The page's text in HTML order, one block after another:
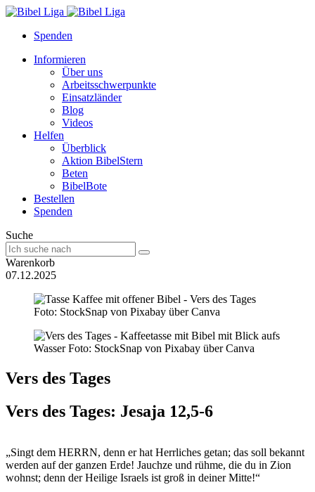
Spenden
Informieren
Über uns
Arbeitsschwerpunkte
Einsatzländer
Blog
Videos
Helfen
Überblick
Aktion BibelStern
Beten
BibelBote
Bestellen
Spenden
Suche
Warenkorb
07.12.2025
Vers des Tages
Vers des Tages: Jesaja 12,5-6
„Singt dem HERRN, denn er hat Herrliches getan; das soll bekannt
werden auf der ganzen Erde! Jauchze und rühme, die du in Zion
wohnst; denn der Heilige Israels ist groß in deiner Mitte!“